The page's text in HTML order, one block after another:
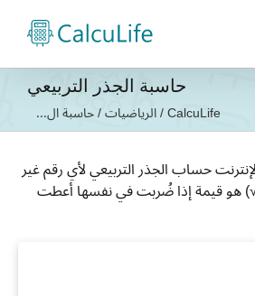
حاسبة الجذر التربيعي
CalcuLife
/الرياضيات/حاسبة ال...
حساب الجذر التربيعي لأي رقم غير
هو قيمة إذا ضُربت في نفسها أعطت